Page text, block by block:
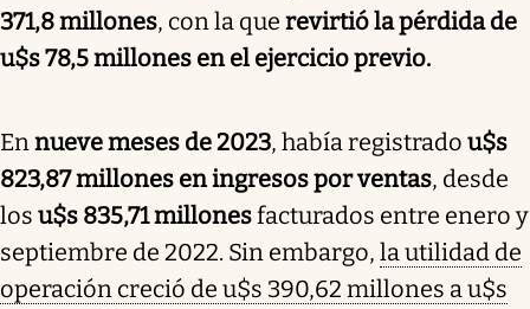
371,8 millones, con la que revirtió la pérdida de
u$s 78,5 millones en el ejercicio previo.
En nueve meses de 2023, había registrado u$s
823,87 millones en ingresos por ventas, desde
los u$s 835,71 millonesfacturados entre enero y
septiembre de 2022. Sin embargo, la utilidad de
operación creció de u$s 390,62 millones a u$s